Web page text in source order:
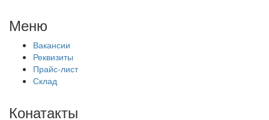
Меню
Вакансии
Реквизиты
Прайс-лист
Склад
Конатакты